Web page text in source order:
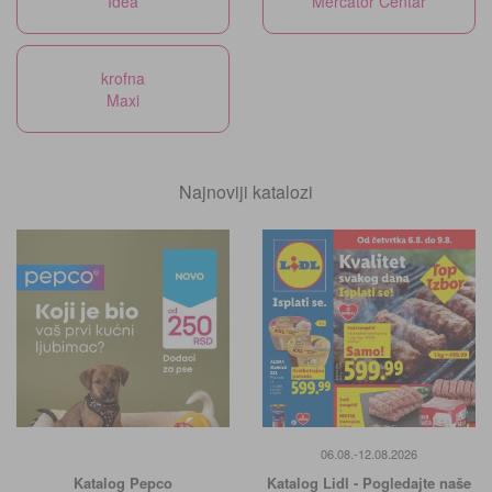
krofna
Maxi
Najnoviji katalozi
Katalog Pepco
06.08.-12.08.2026
Katalog Lidl - Pogledajte naše